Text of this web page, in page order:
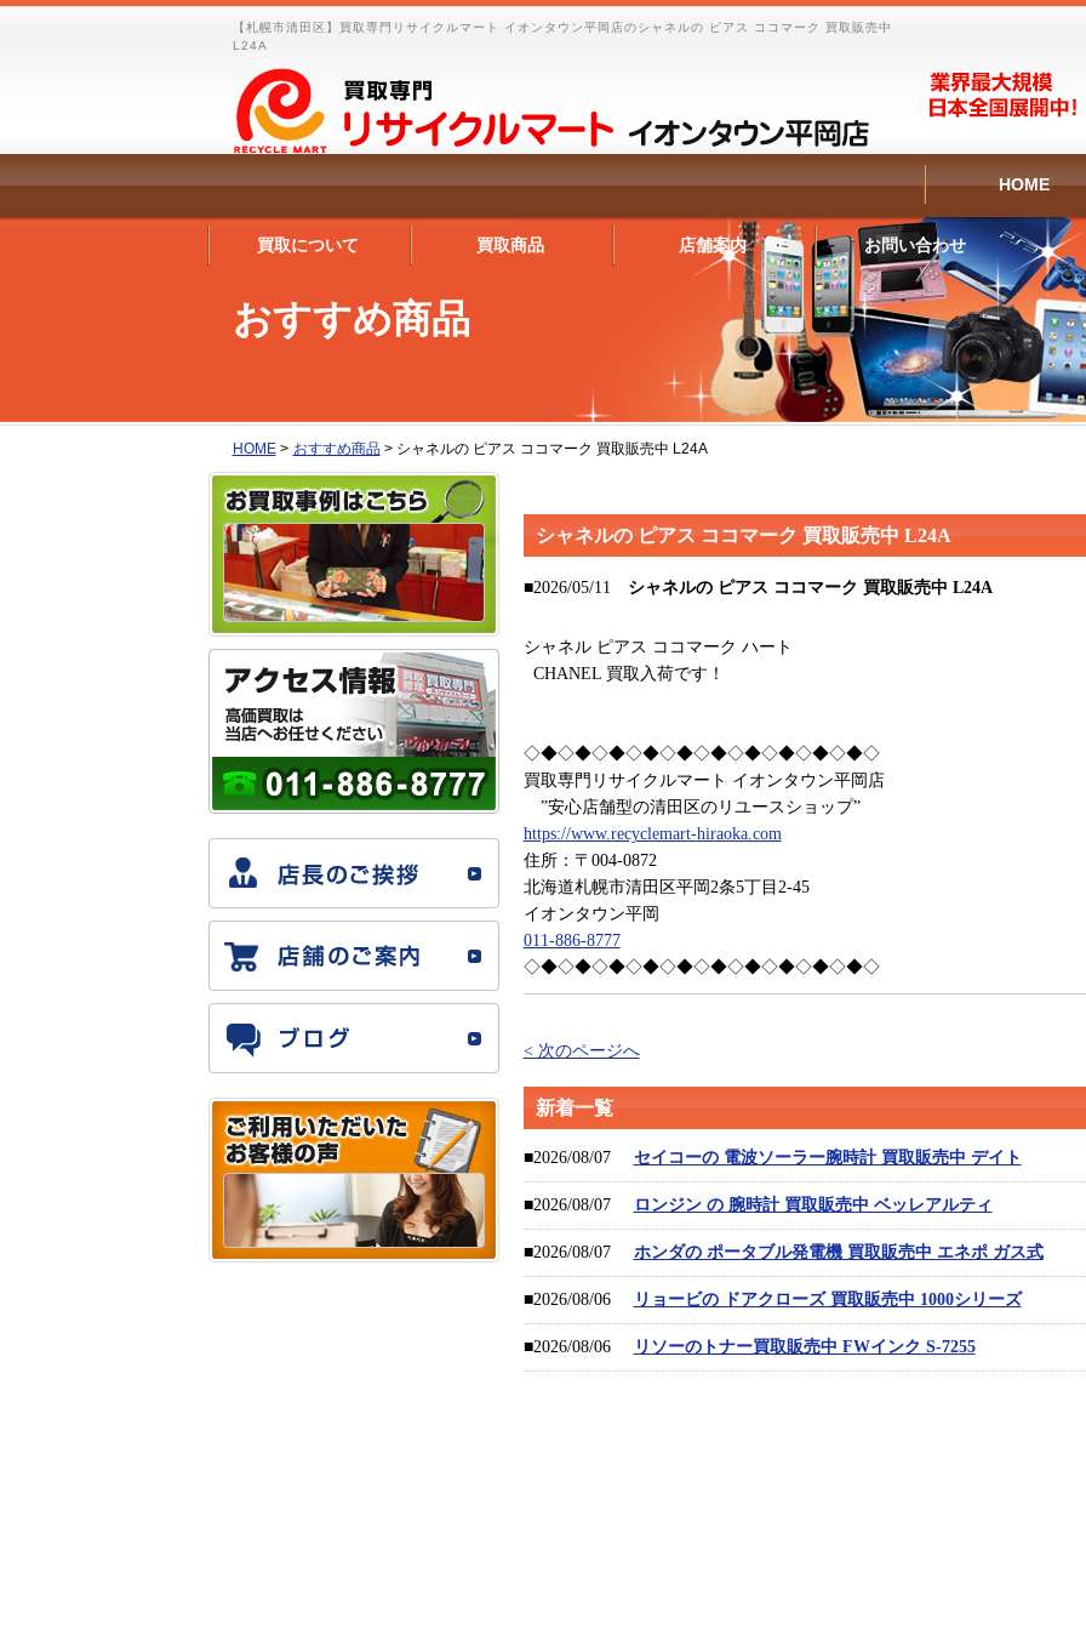
【札幌市清田区】買取専門リサイクルマート イオンタウン平岡店のシャネルの ピアス ココマーク 買取販売中
L24A
HOME
買取について 買取商品 店舗案内 お問い合わせ
おすすめ商品
HOME> おすすめ商品> シャネルの ピアス ココマーク 買取販売中 L24A
シャネルの ピアス ココマーク 買取販売中 L24A
■2026/05/11 シャネルの ピアス ココマーク 買取販売中 L24A
シャネル ピアス ココマーク ハート
CHANEL 買取入荷です！
◇◆◇◆◇◆◇◆◇◆◇◆◇◆◇◆◇◆◇◆◇
買取専門リサイクルマート イオンタウン平岡店
”安心店舗型の清田区のリユースショップ”
https://www.recyclemart-hiraoka.com
住所：〒004-0872
北海道札幌市清田区平岡2条5丁目2-45
イオンタウン平岡
011-886-8777
◇◆◇◆◇◆◇◆◇◆◇◆◇◆◇◆◇◆◇◆◇
< 次のページへ
新着一覧
■2026/08/07 セイコーの 電波ソーラー腕時計 買取販売中 デイト
■2026/08/07 ロンジン の 腕時計 買取販売中 ベッレアルティ
■2026/08/07 ホンダの ポータブル発電機 買取販売中 エネポ ガス式
■2026/08/06 リョービの ドアクローズ 買取販売中 1000シリーズ
■2026/08/06 リソーのトナー買取販売中 FWインク S-7255